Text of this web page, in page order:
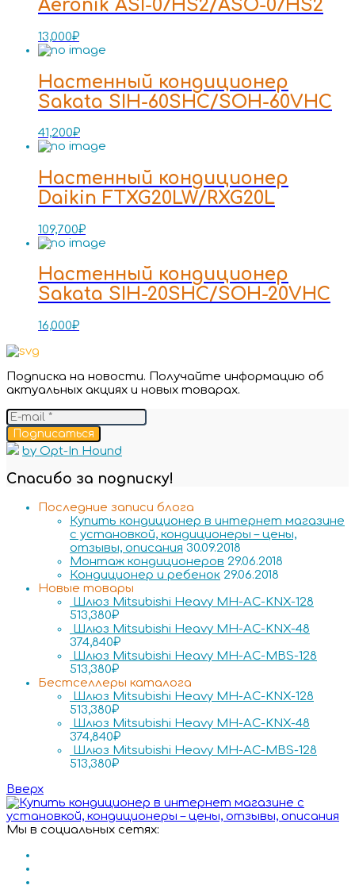
Aeronik ASI-07HS2/ASO-07HS2
13,000₽
Настенный кондиционер
Sakata SIH-60SHC/SOH-60VHC
41,200₽
Настенный кондиционер
Daikin FTXG20LW/RXG20L
109,700₽
Настенный кондиционер
Sakata SIH-20SHC/SOH-20VHC
16,000₽
Подписка на новости. Получайте информацию об
актуальных акциях и новых товарах.
Подписаться
by Opt-In Hound
Спасибо за подписку!
Последние записи блога
Купить кондиционер в интернет магазине
с установкой, кондиционеры – цены,
отзывы, описания 30.09.2018
Монтаж кондиционеров 29.06.2018
Кондиционер и ребенок 29.06.2018
Новые товары
Шлюз Mitsubishi Heavy MH-AC-KNX-128
513,380₽
Шлюз Mitsubishi Heavy MH-AC-KNX-48
374,840₽
Шлюз Mitsubishi Heavy MH-AC-MBS-128
513,380₽
Бестселлеры каталога
Шлюз Mitsubishi Heavy MH-AC-KNX-128
513,380₽
Шлюз Mitsubishi Heavy MH-AC-KNX-48
374,840₽
Шлюз Mitsubishi Heavy MH-AC-MBS-128
513,380₽
Вверх
Мы в социальных сетях: